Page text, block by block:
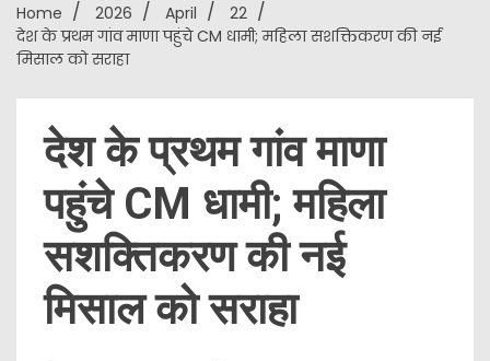
Home 2026 April
22
देश के प्रथम गांव माणा पहुंचे CM धामी; महिला सशक्तिकरण की नई
मिसाल को सराहा
देश के प्रथम गांव माणा
पहुंचे CM धामी; महिला
सशक्तिकरण की नई
मिसाल को सराहा